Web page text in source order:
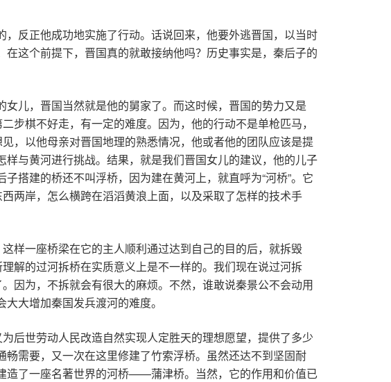
反正他成功地实施了行动。话说回来，他要外逃晋国，以当时
这个前提下，晋国真的就敢接纳他吗？历史事实是，秦后子的
儿，晋国当然就是他的舅家了。而这时候，晋国的势力又是
步棋不好走，有一定的难度。因为，他的行动不是单枪匹马，
，以他母亲对晋国地理的熟悉情况，他或者他的团队应该是提
与黄河进行挑战。结果，就是我们晋国女儿的建议，他的儿子
搭建的桥还不叫浮桥，因为建在黄河上，就直呼为“河桥”。它
两岸，怎么横跨在滔滔黄浪上面，以及采取了怎样的技术手
样一座桥梁在它的主人顺利通过达到自己的目的后，就拆毁
解的过河拆桥在实质意义上是不一样的。我们现在说过河拆
因为，不拆就会有很大的麻烦。不然，谁敢说秦景公不会动用
大增加秦国发兵渡河的难度。
后世劳动人民改造自然实现人定胜天的理想愿望，提供了多少
需要，又一次在这里修建了竹索浮桥。虽然还达不到坚固耐
造了一座名著世界的河桥——蒲津桥。当然，它的作用和价值已